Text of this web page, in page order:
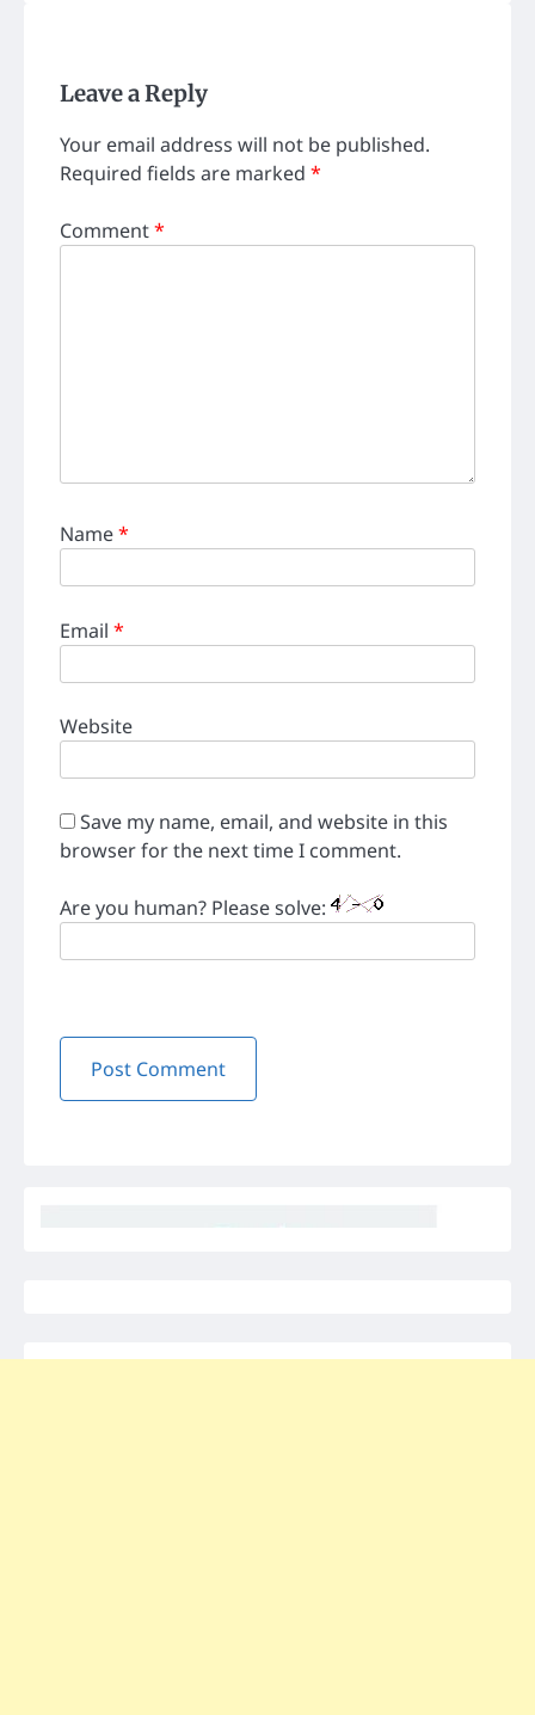
Leave a Reply
Your email address will not be published.
Required fields are marked *
Comment*
Name*
Email *
Website
Save my name, email, and website in this
browser for the next time I comment.
Are you human? Please solve: